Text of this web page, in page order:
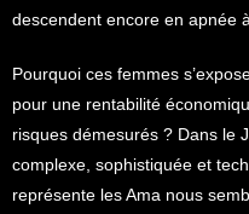
descendent encore en apnée
Pourquoi ces femmes
pour une rentabilité
risques démesurés ? Dans le
complexe, sophistiquée et
représente les Ama nous